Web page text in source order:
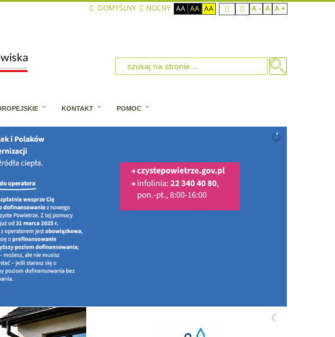
DOMYŚLNY NOCNY AA AA AA A - A A +
KONTAKT POMOC